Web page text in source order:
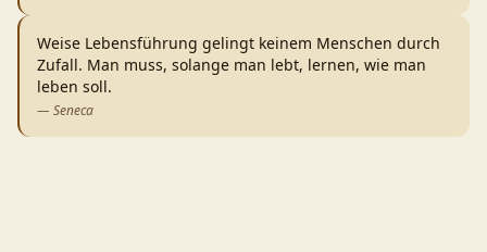
Weise Lebensführung gelingt keinem Menschen durch
Zufall. Man muss, solange man lebt, lernen, wie man
leben soll.
— Seneca